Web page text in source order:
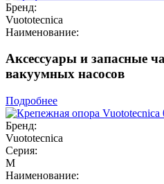
Бренд:
Vuototecnica
Наименование:
Аксессуары и запасные
вакуумных насосов
Подробнее
Бренд:
Vuototecnica
Серия:
М
Наименование: